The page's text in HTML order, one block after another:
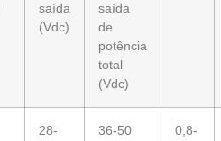
saída
(Vdc)
saída
de
potência
total
(Vdc)
28-
36-50
0,8-